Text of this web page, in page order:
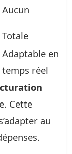
Aucun
Totale
Adaptable en
temps réel
Cette
au